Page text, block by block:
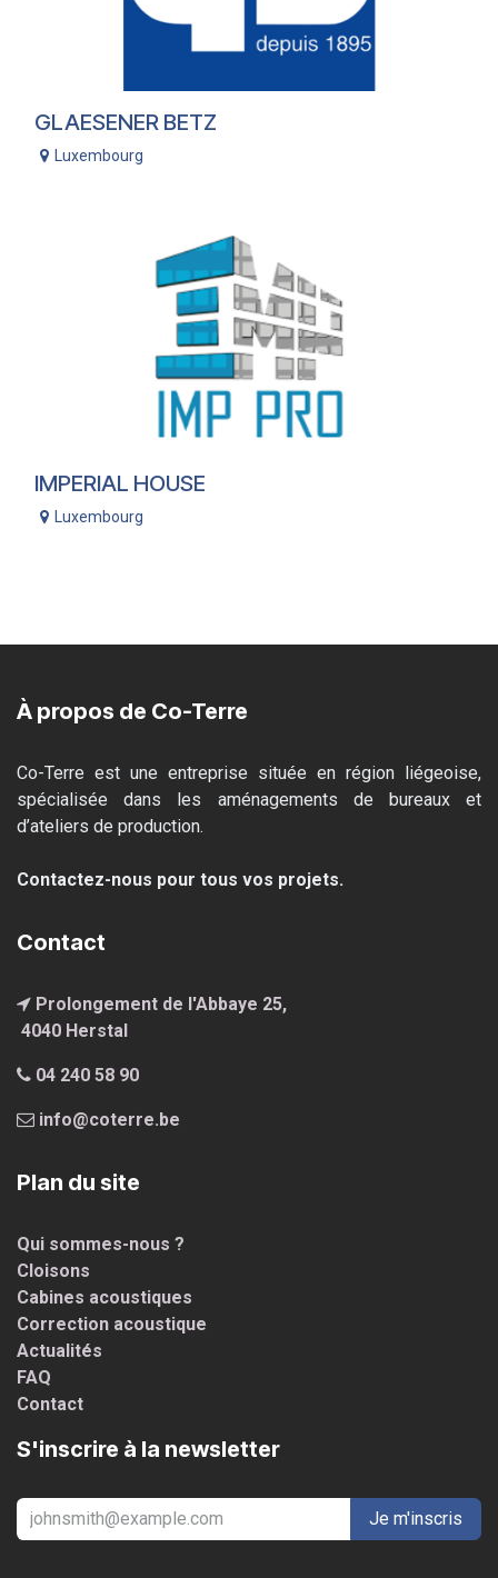
GLAESENER BETZ
Luxembourg
IMPERIAL HOUSE
Luxembourg
À propos de Co-Terre
Co-Terre est une entreprise située en région liégeoise,
spécialisée dans les aménagements de bureaux et
d’ateliers de production.
Contactez-nous pour tous vos projets.
Contact
Prolongement de l'Abbaye 25,
4040 Herstal
04 240 58 90
info@coterre.be
Plan du site
Qui sommes-nous ?
Cloisons
Cabines acoustiques
Correction acoustique
Actualités
FAQ
Contact
S'inscrire à la newsletter
Je m'inscris